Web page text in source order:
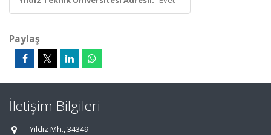
Paylaş
İletişim Bilgileri
Yıldız Mh., 34349